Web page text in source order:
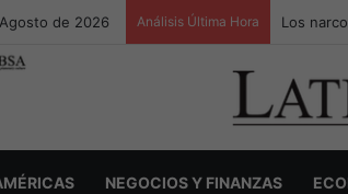
de 2026 Análisis Última Hora Los
NEGOCIOS Y FINANZAS